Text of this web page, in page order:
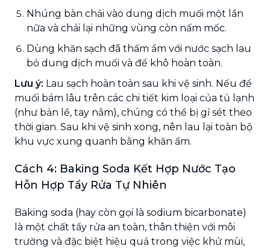
Nhúng bàn chải vào dung dịch muối một lần
nữa và chải lại những vùng còn nấm mốc.
Dùng khăn sạch đã thấm ẩm với nước sạch lau
bỏ dung dịch muối và để khô hoàn toàn.
Lưu ý: Lau sạch hoàn toàn sau khi vệ sinh. Nếu để
muối bám lâu trên các chi tiết kim loại của tủ lạnh
(như bản lề, tay nắm), chúng có thể bị gỉ sét theo
thời gian. Sau khi vệ sinh xong, nên lau lại toàn bộ
khu vực xung quanh bằng khăn ẩm.
Cách 4: Baking Soda Kết Hợp Nước Tạo
Hỗn Hợp Tẩy Rửa Tự Nhiên
Baking soda (hay còn gọi là sodium bicarbonate)
là một chất tẩy rửa an toàn, thân thiện với môi
trường và đặc biệt hiệu quả trong việc khử mùi,